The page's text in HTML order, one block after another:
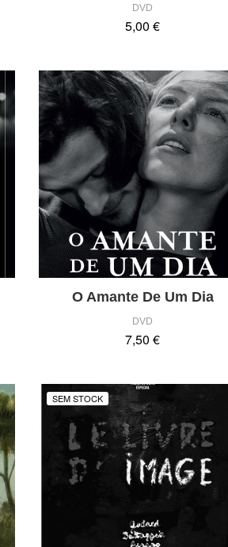
DVD
5,00 €
O Amante De Um Dia
DVD
7,50 €
SEM STOCK